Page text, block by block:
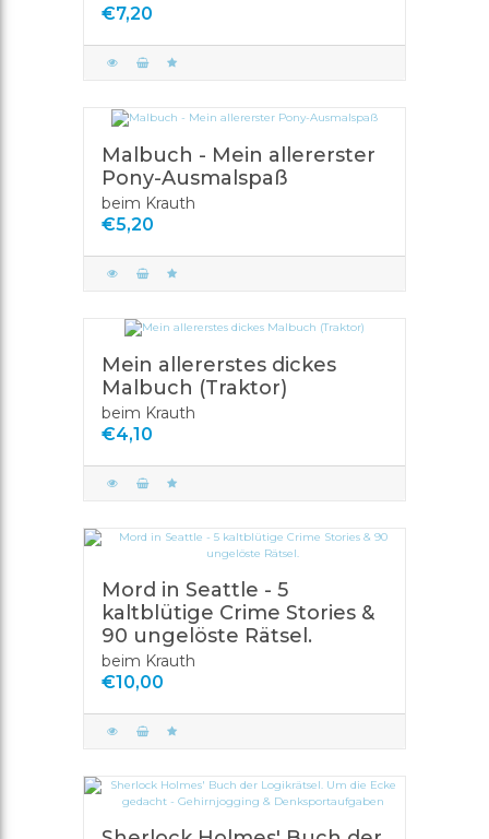
€7,20
Malbuch - Mein allererster
Pony-Ausmalspaß
beim Krauth
€5,20
Mein allererstes dickes
Malbuch (Traktor)
beim Krauth
€4,10
Mord in Seattle - 5
kaltblütige Crime Stories &
90 ungelöste Rätsel.
beim Krauth
€10,00